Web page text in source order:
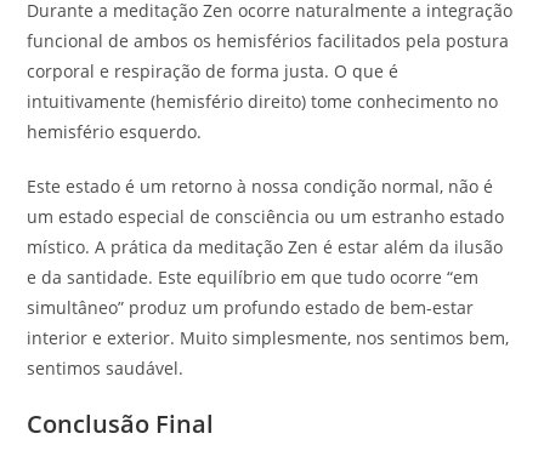
Durante a meditação Zen ocorre naturalmente a integração
funcional de ambos os hemisférios facilitados pela postura
corporal e respiração de forma justa. O que é
intuitivamente (hemisfério direito) tome conhecimento no
hemisfério esquerdo.
Este estado é um retorno à nossa condição normal, não é
um estado especial de consciência ou um estranho estado
místico. A prática da meditação Zen é estar além da ilusão
e da santidade. Este equilíbrio em que tudo ocorre “em
simultâneo” produz um profundo estado de bem-estar
interior e exterior. Muito simplesmente, nos sentimos bem,
sentimos saudável.
Conclusão Final